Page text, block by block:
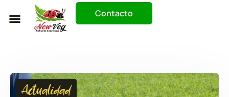
Contacto
Actualidad